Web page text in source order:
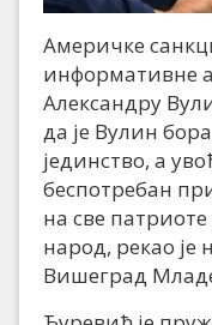
Америчке
информативне
Александру
да је Вулин
јединство, а
беспотребан
на све патриоте
народ, рекао
Вишеград